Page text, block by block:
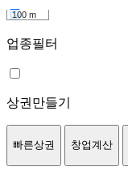
100 m
업종필터
상권만들기
빠른상권 창업계산